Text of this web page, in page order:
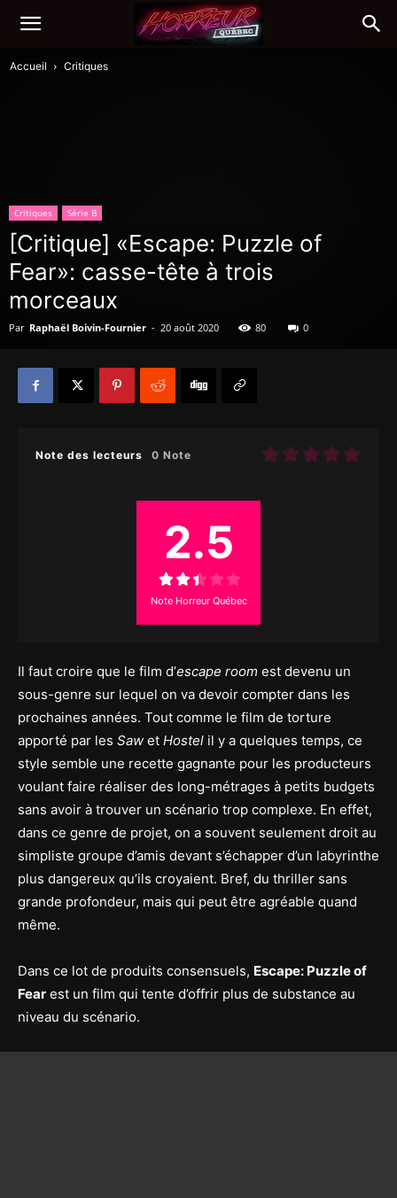
Accueil Critiques
Critiques Série B
[Critique] «Escape: Puzzle of
Fear»: casse-tête à trois
morceaux
Par Raphaël Boivin-Fournier - 20 août 2020 80 0
Note des lecteurs 0 Note
2.5
Note Horreur Québec
Il faut croire que le film d’escape room est devenu un
sous-genre sur lequel on va devoir compter dans les
prochaines années. Tout comme le film de torture
apporté par les Saw et Hostel il y a quelques temps, ce
style semble une recette gagnante pour les producteurs
voulant faire réaliser des long-métrages à petits budgets
sans avoir à trouver un scénario trop complexe. En effet,
dans ce genre de projet, on a souvent seulement droit au
simpliste groupe d’amis devant s’échapper d’un labyrinthe
plus dangereux qu’ils croyaient. Bref, du thriller sans
grande profondeur, mais qui peut être agréable quand
même.
Dans ce lot de produits consensuels, Escape: Puzzle of
Fear est un film qui tente d’offrir plus de substance au
niveau du scénario.